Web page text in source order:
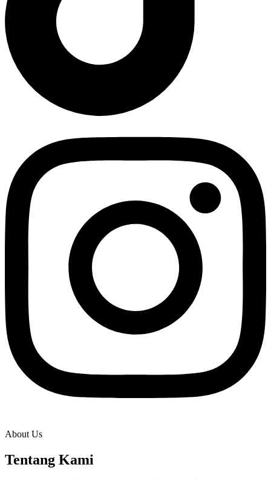
About Us
Tentang Kami